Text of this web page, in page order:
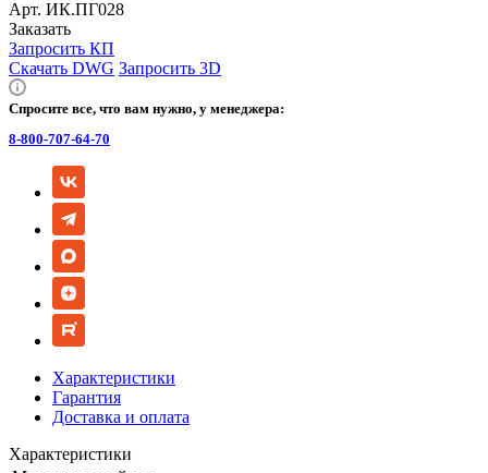
Арт. ИК.ПГ028
Заказать
Запросить КП
Скачать DWG Запросить 3D
Спросите все, что вам нужно, у менеджера:
8-800-707-64-70
Характеристики
Гарантия
Доставка и оплата
Характеристики